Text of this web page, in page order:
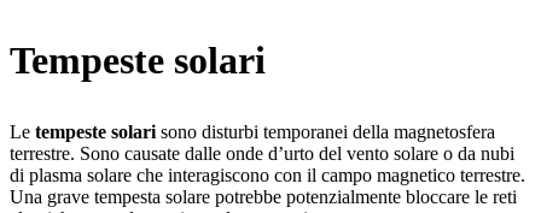
Tempeste solari
Le tempeste solari sono disturbi temporanei della magnetosfera
terrestre. Sono causate dalle onde d’urto del vento solare o da nubi
di plasma solare che interagiscono con il campo magnetico terrestre.
Una grave tempesta solare potrebbe potenzialmente bloccare le reti